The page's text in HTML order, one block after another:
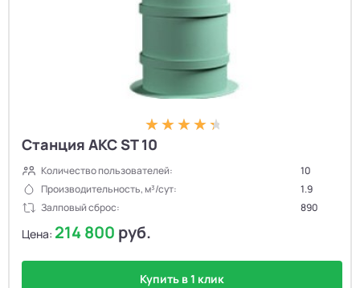
Станция АКС ST 10
Количество пользователей:
10
Производительность, м³/сут:
1.9
Залповый сброс:
890
Цена: 214 800 руб.
Купить в 1 клик